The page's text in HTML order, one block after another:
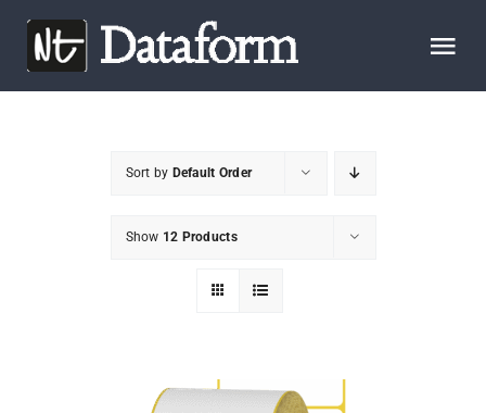
Skip
content
Sort by Default Order
Show 12 Products